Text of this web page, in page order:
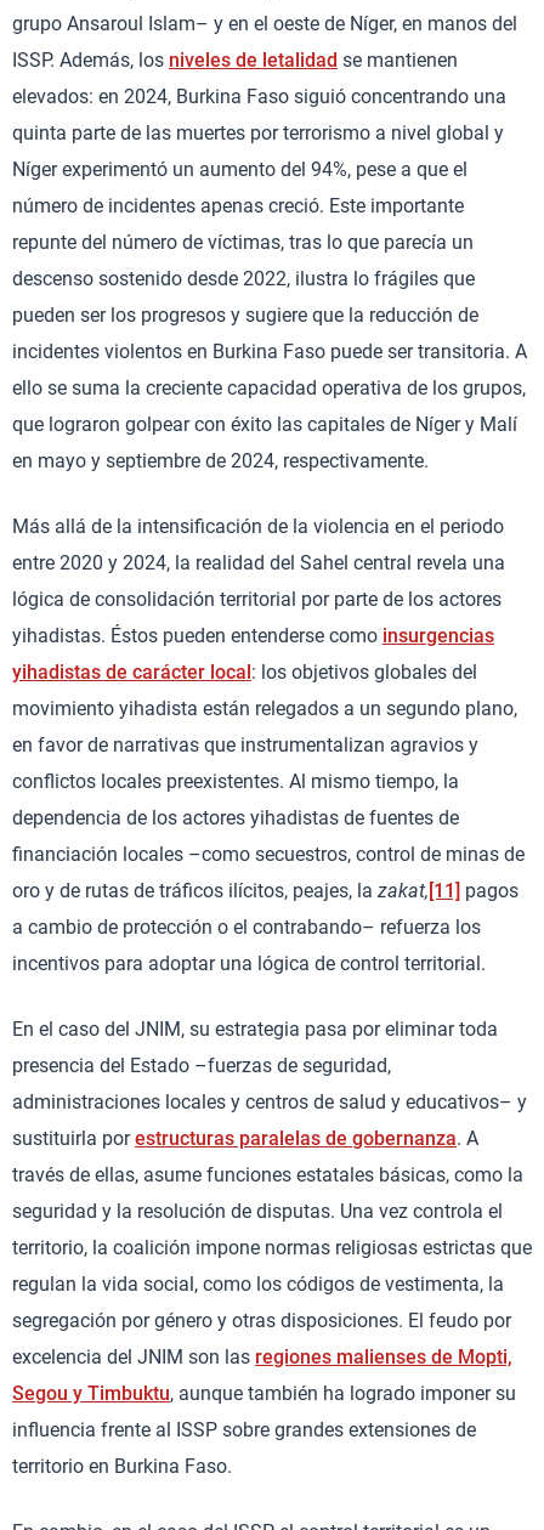
grupo Ansaroul Islam– y en el oeste de Níger, en manos del
ISSP. Además, los niveles de letalidad se mantienen
elevados: en 2024, Burkina Faso siguió concentrando una
quinta parte de las muertes por terrorismo a nivel global y
Níger experimentó un aumento del 94%, pese a que el
número de incidentes apenas creció. Este importante
repunte del número de víctimas, tras lo que parecía un
descenso sostenido desde 2022, ilustra lo frágiles que
pueden ser los progresos y sugiere que la reducción de
incidentes violentos en Burkina Faso puede ser transitoria. A
ello se suma la creciente capacidad operativa de los grupos,
que lograron golpear con éxito las capitales de Níger y Malí
en mayo y septiembre de 2024, respectivamente.
Más allá de la intensificación de la violencia en el periodo
entre 2020 y 2024, la realidad del Sahel central revela una
lógica de consolidación territorial por parte de los actores
yihadistas. Éstos pueden entenderse como insurgencias
yihadistas de carácter local: los objetivos globales del
movimiento yihadista están relegados a un segundo plano,
en favor de narrativas que instrumentalizan agravios y
conflictos locales preexistentes. Al mismo tiempo, la
dependencia de los actores yihadistas de fuentes de
financiación locales –como secuestros, control de minas de
oro y de rutas de tráficos ilícitos, peajes, la zakat, [11] pagos
a cambio de protección o el contrabando– refuerza los
incentivos para adoptar una lógica de control territorial.
En el caso del JNIM, su estrategia pasa por eliminar toda
presencia del Estado –fuerzas de seguridad,
administraciones locales y centros de salud y educativos– y
sustituirla porestructuras paralelas de gobernanza. A
través de ellas, asume funciones estatales básicas, como la
seguridad y la resolución de disputas. Una vez controla el
territorio, la coalición impone normas religiosas estrictas que
regulan la vida social, como los códigos de vestimenta, la
segregación por género y otras disposiciones. El feudo por
excelencia del JNIM son las regiones malienses de Mopti,
Segou y Timbuktu, aunque también ha logrado imponer su
influencia frente al ISSP sobre grandes extensiones de
territorio en Burkina Faso.